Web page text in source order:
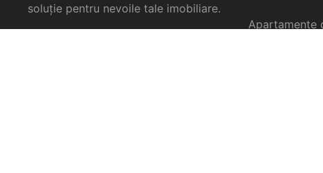
soluție pentru nevoile tale imobiliare.
Apartamente